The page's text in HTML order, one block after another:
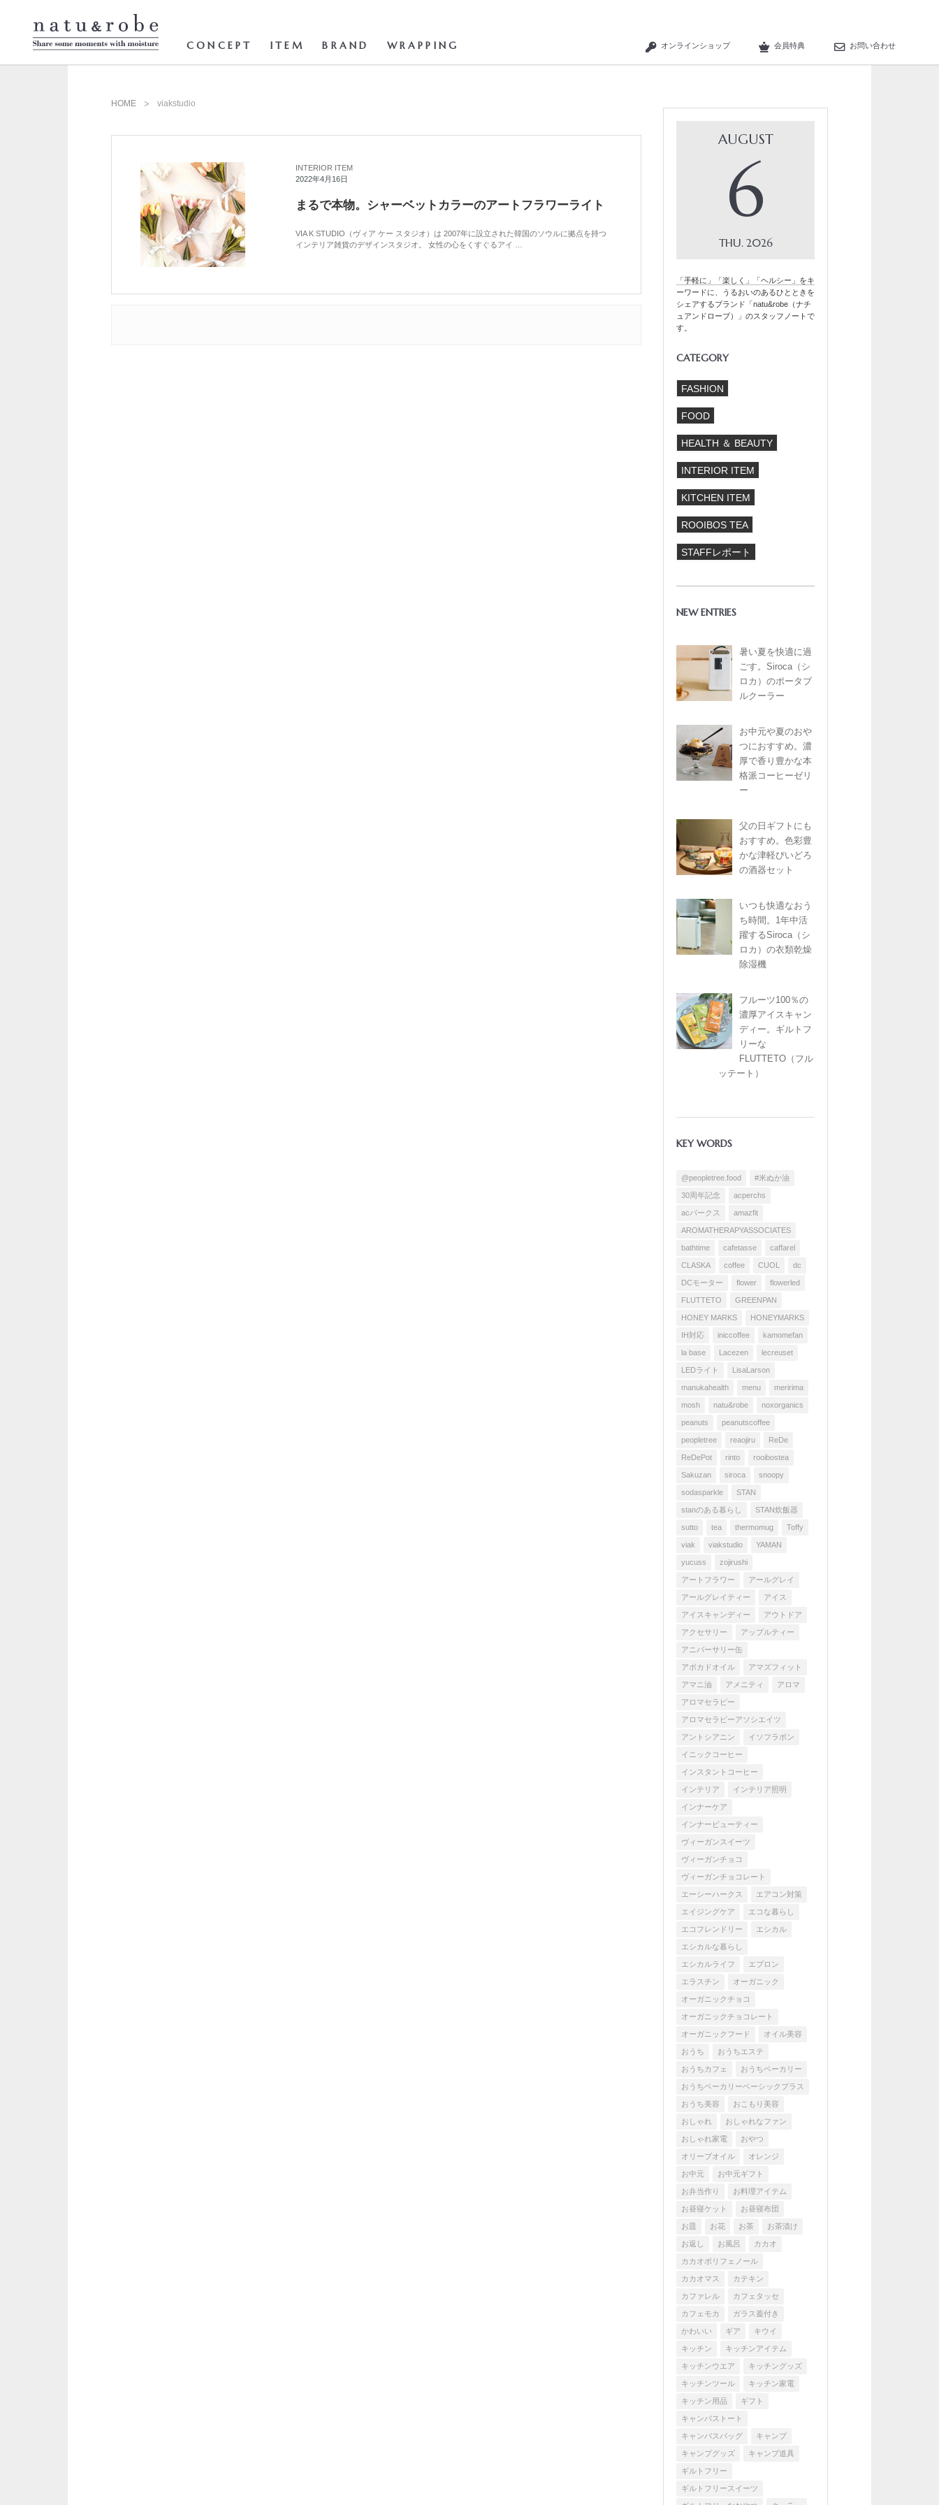
CONCEPT ITEM BRAND WRAPPING オンラインショップ 会員特典 お問い合わせ
HOME viakstudio
INTERIOR ITEM
2022年4月16日
まるで本物。シャーベットカラーのアートフラワーライト
VIA K STUDIO（ヴィア ケー スタジオ）は 2007年に設立された韓国のソウルに拠点を持つ
インテリア雑貨のデザインスタジオ。 女性の心をくすぐるアイ …
AUGUST
6
THU 2026
「手軽に」「楽しく」「ヘルシー」をキ
ーワードに、うるおいのあるひとときを
シェアするブランド「natu&robe（ナチ
ュアンドローブ）」のスタッフノートで
す。
CATEGORY
FASHION
FOOD
HEALTH ＆ BEAUTY
INTERIOR ITEM
KITCHEN ITEM
ROOIBOS TEA
STAFFレポート
NEW ENTRIES
暑い夏を快適に過
ごす。Siroca（シ
ロカ）のポータブ
ルクーラー
お中元や夏のおや
つにおすすめ。濃
厚で香り豊かな本
格派コーヒーゼリ
ー
父の日ギフトにも
おすすめ。色彩豊
かな津軽びいどろ
の酒器セット
いつも快適なおう
ち時間。1年中活
躍するSiroca（シ
ロカ）の衣類乾燥
除湿機
フルーツ100％の
濃厚アイスキャン
ディー。ギルトフ
リーな
FLUTTETO（フル
ッテート）
KEY WORDS
@peopletree.food #米ぬか油
30周年記念 acperchs
acパークス amazfit
AROMATHERAPYASSOCIATES
bathtime cafetasse caffarel
CLASKA coffee CUOL dc
DCモーター flower flowerled
FLUTTETO GREENPAN
HONEY MARKS HONEYMARKS
IH対応 iniccoffee kamomefan
la base Lacezen lecreuset
LEDライト LisaLarson
manukahealth menu meririma
mosh natu&robe noxorganics
peanuts peanutscoffee
peopletree reaojiru ReDe
ReDePot rinto rooibostea
Sakuzan siroca snoopy
sodasparkle STAN
stanのある暮らし STAN炊飯器
sutto tea thermomug Toffy
viak viakstudio YAMAN
yucuss zojirushi
アートフラワー アールグレイ
アールグレイティー アイス
アイスキャンディー アウトドア
アクセサリー アップルティー
アニバーサリー缶
アボカドオイル アマズフィット
アマニ油 アメニティ アロマ
アロマセラピー
アロマセラピーアソシエイツ
アントシアニン イソフラボン
イニックコーヒー
インスタントコーヒー
インテリア インテリア照明
インナーケア
インナービューティー
ヴィーガンスイーツ
ヴィーガンチョコ
ヴィーガンチョコレート
エーシーハークス エアコン対策
エイジングケア エコな暮らし
エコフレンドリー エシカル
エシカルな暮らし
エシカルライフ エプロン
エラスチン オーガニック
オーガニックチョコ
オーガニックチョコレート
オーガニックフード オイル美容
おうち おうちエステ
おうちカフェ おうちベーカリー
おうちベーカリーベーシックプラス
おうち美容 おこもり美容
おしゃれ おしゃれなファン
おしゃれ家電 おやつ
オリーブオイル オレンジ
お中元 お中元ギフト
お弁当作り お料理アイテム
お昼寝ケット お昼寝布団
お皿 お花 お茶 お茶漬け
お返し お風呂 カカオ
カカオポリフェノール
カカオマス カテキン
カファレル カフェタッセ
カフェモカ ガラス蓋付き
かわいい ギア キウイ
キッチン キッチンアイテム
キッチンウエア キッチングッズ
キッチンツール キッチン家電
キッチン用品 ギフト
キャンバストート
キャンバスバッグ キャンプ
キャンプグッズ キャンプ道具
ギルトフリー
ギルトフリースイーツ